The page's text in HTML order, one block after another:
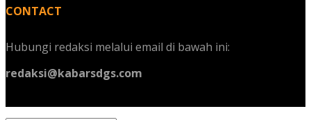
CONTACT
Hubungi redaksi melalui email di bawah ini:
redaksi@kabarsdgs.com